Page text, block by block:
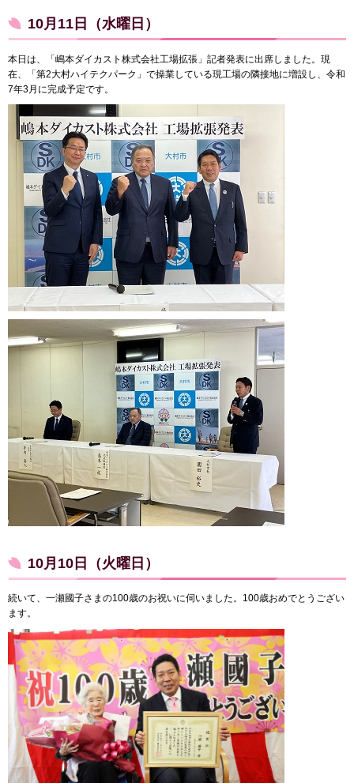
10月11日（水曜日）
本日は、「嶋本ダイカスト株式会社工場拡張」記者発表に出席しました。現
在、「第2大村ハイテクパーク」で操業している現工場の隣接地に増設し、令和
7年3月に完成予定です。
10月10日（火曜日）
続いて、一瀬國子さまの100歳のお祝いに伺いました。100歳おめでとうござい
ます。